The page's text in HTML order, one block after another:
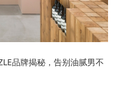
品牌揭秘，告别油腻男不